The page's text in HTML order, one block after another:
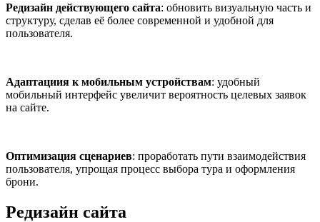
Редизайн действующего сайта: обновить визуальную часть и
структуру, сделав её более современной и удобной для
пользователя.
Адаптациия к мобильным устройствам: удобный
мобильный интерфейс увеличит вероятность целевых заявок
на сайте.
Оптимизация сценариев: проработать пути взаимодействия
пользователя, упрощая процесс выбора тура и оформления
брони.
Редизайн сайта